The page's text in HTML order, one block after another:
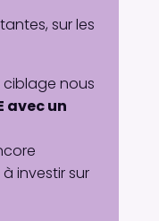
sur les
ciblage nous
avec un
investir sur